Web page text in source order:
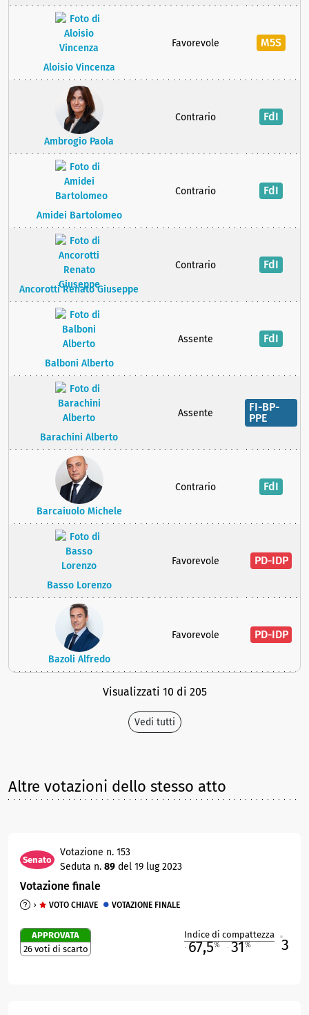
Aloisio Vincenza
Favorevole M5S
Ambrogio Paola
Contrario FdI
Amidei Bartolomeo
Contrario FdI
Ancorotti Renato Giuseppe
Contrario FdI
Balboni Alberto
Assente FdI
Barachini Alberto
Assente
FI-BP-
PPE
Barcaiuolo Michele
Contrario FdI
Basso Lorenzo
Favorevole PD-IDP
Bazoli Alfredo
Favorevole PD-IDP
Visualizzati 10 di 205
Vedi tutti
Altre votazioni dello stesso atto
Senato
Votazione n. 153
Seduta n. 89 del 19 lug 2023
Votazione finale
VOTO CHIAVE VOTAZIONE FINALE
APPROVATA
26 voti di scarto
Indice di compattezza
67,5% 31% 3